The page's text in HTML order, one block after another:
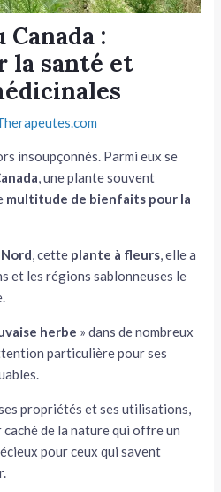
:
la santé et
insoupçonnés. Parmi eux se
, une plante souvent
multitude de bienfaits pour la
, cette plante à fleurs, elle a
et les régions sablonneuses le
herbe » dans de nombreux
particulière pour ses
propriétés et ses utilisations,
de la nature qui offre un
pour ceux qui savent